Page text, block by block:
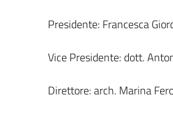
Presidente: Francesca
Vice Presidente: dott.
Direttore: arch. Marina